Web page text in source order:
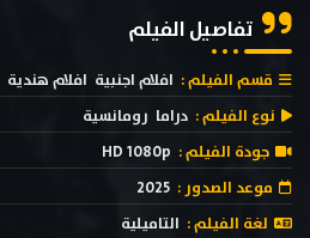
تفاصيل الفيلم
قسم الفيلم : افلام اجنبية افلام هندية
نوع الفيلم : دراما رومانسية
جودة الفيلم : HD 1080p
موعد الصدور : 2025
لغة الفيلم : التاميلية